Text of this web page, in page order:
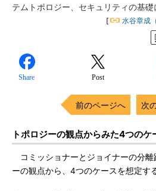
テムトポロジー、セキュリティの基礎
[ 水谷章成
Share Post
前のページへ 次
トポロジーの観点からみた4つのケ
コミッショナーとジョイナーの分離
ーの観点から、4つのケースを想定す